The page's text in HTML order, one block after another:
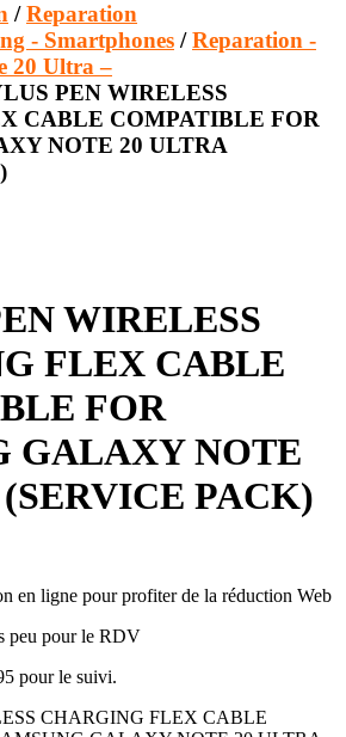
/Reparation
- Smartphones /Reparation -
20 Ultra –
PEN WIRELESS
CABLE COMPATIBLE FOR
NOTE 20 ULTRA
WIRELESS
FLEX CABLE
FOR
GALAXY NOTE
PACK)
en ligne pour profiter de la réduction Web
peu pour le RDV
pour le suivi.
CHARGING FLEX CABLE